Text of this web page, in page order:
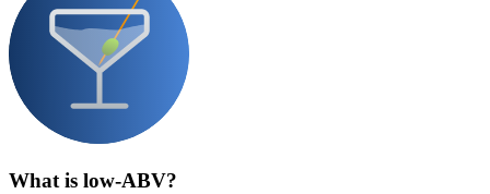
What is low-ABV?